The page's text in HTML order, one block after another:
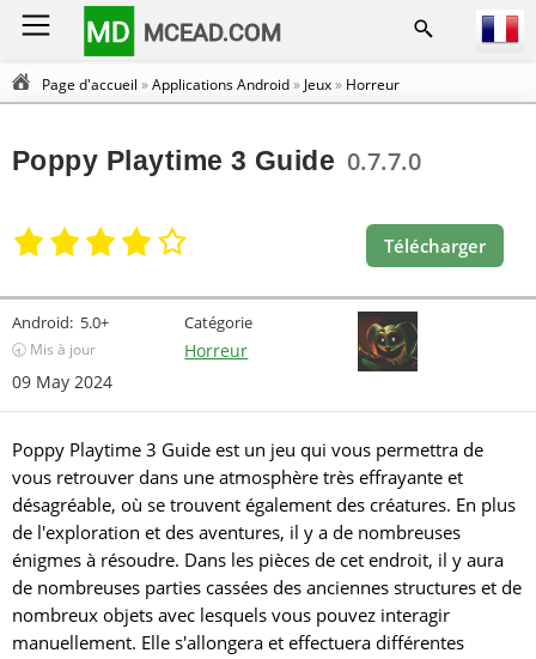
MD MCEAD.COM
Page d'accueil »Applications Android» Jeux» Horreur
Poppy Playtime 3 Guide 0.7.7.0
Télécharger
Android: 5.0+
🕣 Mis à jour
09 May 2024
Catégorie
Horreur
Poppy Playtime 3 Guide est un jeu qui vous permettra de
vous retrouver dans une atmosphère très effrayante et
désagréable, où se trouvent également des créatures. En plus
de l'exploration et des aventures, il y a de nombreuses
énigmes à résoudre. Dans les pièces de cet endroit, il y aura
de nombreuses parties cassées des anciennes structures et de
nombreux objets avec lesquels vous pouvez interagir
manuellement. Elle s'allongera et effectuera différentes